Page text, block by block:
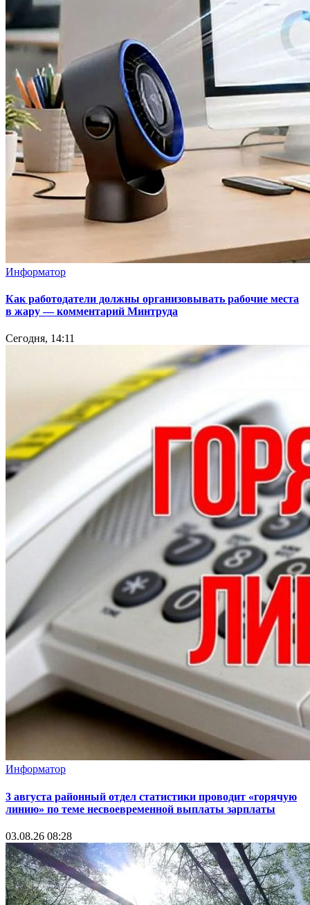
Информатор
Как работодатели должны организовывать рабочие места
в жару — комментарий Минтруда
Сегодня, 14:11
Информатор
3 августа районный отдел статистики проводит «горячую
линию» по теме несвоевременной выплаты зарплаты
03.08.26 08:28